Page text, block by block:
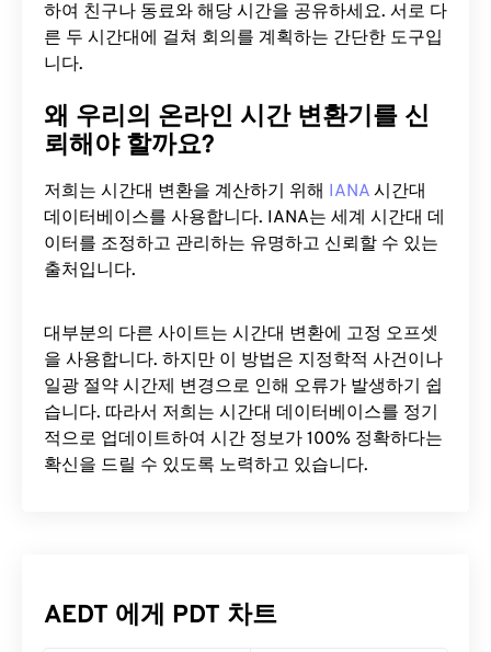
하여 친구나 동료와 해당 시간을 공유하세요. 서로 다
른 두 시간대에 걸쳐 회의를 계획하는 간단한 도구입
니다.
왜 우리의 온라인 시간 변환기를 신
뢰해야 할까요?
저희는 시간대 변환을 계산하기 위해 IANA 시간대
데이터베이스를 사용합니다. IANA는 세계 시간대 데
이터를 조정하고 관리하는 유명하고 신뢰할 수 있는
출처입니다.
대부분의 다른 사이트는 시간대 변환에 ​​고정 오프셋
을 사용합니다. 하지만 이 방법은 지정학적 사건이나
일광 절약 시간제 변경으로 인해 오류가 발생하기 쉽
습니다. 따라서 저희는 시간대 데이터베이스를 정기
적으로 업데이트하여 시간 정보가 100% 정확하다는
확신을 드릴 수 있도록 노력하고 있습니다.
AEDT 에게 PDT 차트